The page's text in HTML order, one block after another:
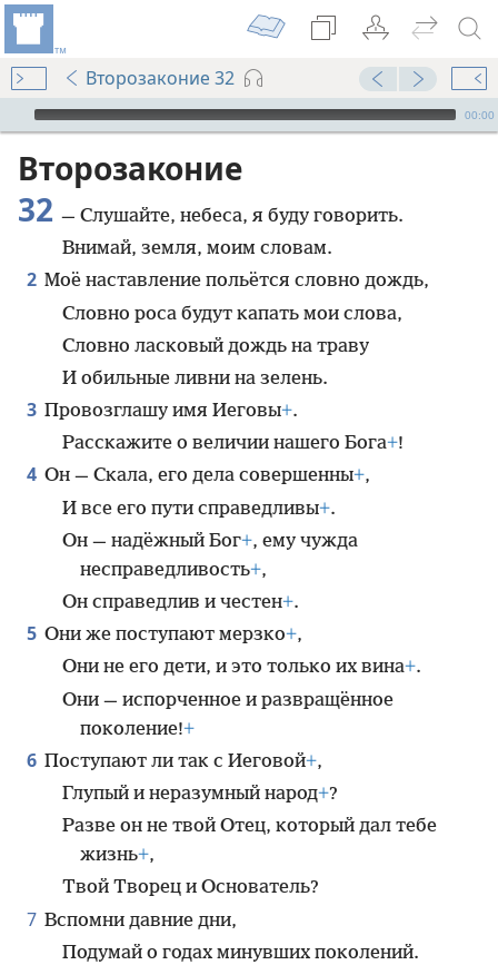
Второзаконие 32
Audio Player
00:00
Второзаконие
32 — Слушайте, небеса, я буду говорить.
Внимай, земля, моим словам.
2 Моё наставление польётся словно дождь,
Словно роса будут капать мои слова,
Словно ласковый дождь на траву
И обильные ливни на зелень.
3 Провозглашу имя Иеговы+.
Расскажите о величии нашего Бога+!
4 Он — Скала, его дела совершенны+,
И все его пути справедливы+.
Он — надёжный Бог+, ему чужда
несправедливость+,
Он справедлив и честен+.
5 Они же поступают мерзко+,
Они не его дети, и это только их вина+.
Они — испорченное и развращённое
поколение!+
6 Поступают ли так с Иеговой+,
Глупый и неразумный народ+?
Разве он не твой Отец, который дал тебе
жизнь+,
Твой Творец и Основатель?
7 Вспомни давние дни,
Подумай о годах минувших поколений.